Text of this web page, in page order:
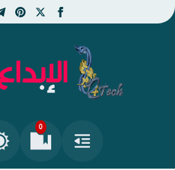
facebook
x
القائمة
0
العلامات